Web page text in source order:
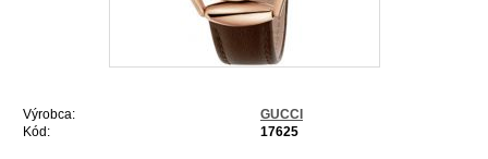
Výrobca:
GUCCI
Kód:
17625